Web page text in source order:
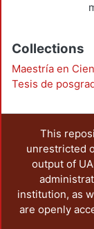
Collections
Maestría en
Tesis de
This
unrestricted
output of
institution, as
are openly